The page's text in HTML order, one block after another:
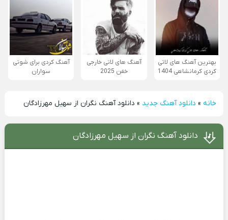
بهترین آهنگ های لاتی
کردی کرمانشاهی 1404
آهنگ های لاتی خارجی
خفن 2025
آهنگ کردی برای شوتی
سواران
خانه» دانلود آهنگ جدید » دانلود آهنگ نگران از سهیل مهرزادگان
دانلود آهنگ نگران از سهیل مهرزادگان